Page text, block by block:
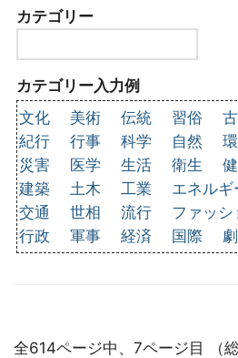
カテゴリー
カテゴリー入力例
文化
美術 伝統 習俗
紀行
行事 科学 自然
災害
医学 生活 衛生
建築
土木 工業 エネルギ
交通
世相 流行 ファッシ
行政
軍事 経済 国際 劇
全614ページ中、7ページ目 （